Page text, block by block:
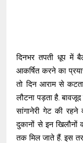
दिनभर तपती धूप में
आकर्षित करने का
तो दिन आराम से
लौटना पड़ता है.
सांगानेरी गेट की रहने
दुकानों से इन खिलौनों
तक मिल जाते हैं. इस